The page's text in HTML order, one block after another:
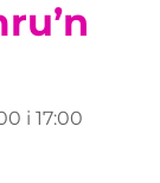
i 17:00